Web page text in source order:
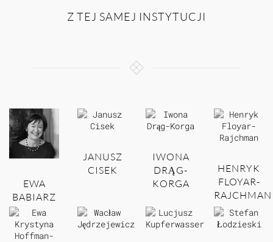
Z TEJ SAMEJ INSTYTUCJI
EWA
BABIARZ
JANUSZ
CISEK
IWONA
DRĄG-
KORGA
HENRYK
FLOYAR-
RAJCHMAN